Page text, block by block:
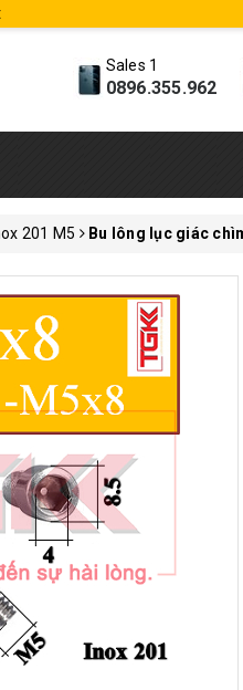
Sales 1
0896.355.962
201 M5 Bu lông lục giác